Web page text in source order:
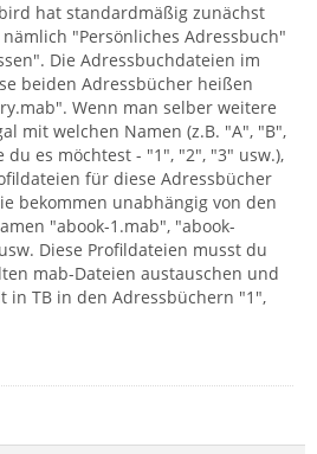
hat standardmäßig zunächst
"Persönliches Adressbuch"
Die Adressbuchdateien im
beiden Adressbücher heißen
Wenn man selber weitere
mit welchen Namen (z.B. "A", "B",
du es möchtest - "1", "2", "3" usw.),
für diese Adressbücher
bekommen unabhängig von den
"abook-1.mab", "abook-
Diese Profildateien musst du
mab-Dateien austauschen und
in TB in den Adressbüchern "1",